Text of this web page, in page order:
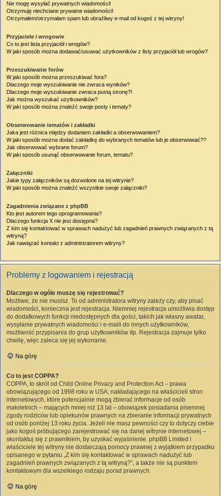
Nie mogę wysyłać prywatnych wiadomości!
Otrzymuję niechciane prywatne wiadomości!
Otrzymałem/otrzymałam spam lub obraźliwy e-mail od kogoś z tej witryny!
Przyjaciele i wrogowie
Co to jest lista przyjaciół i wrogów?
W jaki sposób można dodawać/usuwać użytkowników z listy przyjaciół lub wrogów?
Przeszukiwanie forów
W jaki sposób można przeszukiwać fora?
Dlaczego moje wyszukiwanie nie zwraca wyników?
Dlaczego moje wyszukiwanie zwraca pustą stronę?!
Jak można wyszukać użytkowników?
W jaki sposób można znaleźć swoje posty i tematy?
Obserwowanie tematów i zakładki
Jaka jest różnica między dodaniem zakładki a obserwowaniem?
W jaki sposób można dodać zakładkę do wybranych tematów lub je obserwować??
Jak obserwować wybrane forum?
W jaki sposób usunąć obserwowanie forum, tematu?
Załączniki
Jakie typy załączników są dozwolone na tej witrynie?
W jaki sposób można znaleźć wszystkie swoje załączniki?
Zagadnienia związane z phpBB
Kto jest autorem tego oprogramowania?
Dlaczego funkcja X nie jest dostępna?
Z kim się kontaktować w sprawach nadużyć lub zagadnień prawnych związanych z tą
witryną?
Jak nawiązać kontakt z administratorem witryny?
Problemy z logowaniem i rejestracją
Dlaczego w ogóle muszę się rejestrować?
Możliwe, że nie musisz. To od administratora witryny zależy czy, aby pisać
wiadomości, konieczna jest rejestracja. Niemniej rejestracja umożliwia dostęp
do dodatkowych funkcji niedostępnych dla gości, takich jak własny awatar,
wysyłanie prywatnych wiadomości i e-maili do innych użytkowników,
możliwość przypisania do grup użytkowników itp. Rejestracja zajmuje tylko
chwilę, więc zaleca się jej wykonanie.
Na górę
Co to jest COPPA?
COPPA, to skrót od Child Online Privacy and Protection Act – prawa
obowiązującego od 1998 roku w USA, nakładającego na właścicieli stron
internetowych, które potencjalnie mogą zbierać informacje od osób
małoletnich – mających mniej niż 13 lat – obowiązek posiadania pisemnej
zgody rodziców lub opiekunów prawnych na zbieranie informacji prywatnych
od osób poniżej 13 roku życia. Jeżeli nie masz pewności czy to dotyczy ciebie
jako kogoś próbującego zarejestrować się na danej witrynie internetowej –
skontaktuj się z prawnikiem, by uzyskać wyjaśnienie. phpBB Limited i
właściciele tej witryny nie dostarczają pomocy prawnej z wyjątkiem przypadku
opisanego w pytaniu „Z kim się kontaktować w sprawach nadużyć lub
zagadnień prawnych związanych z tą witryną?”, a także nie są punktem
kontaktowym dla wszelkiego rodzaju porad prawnych.
Na górę